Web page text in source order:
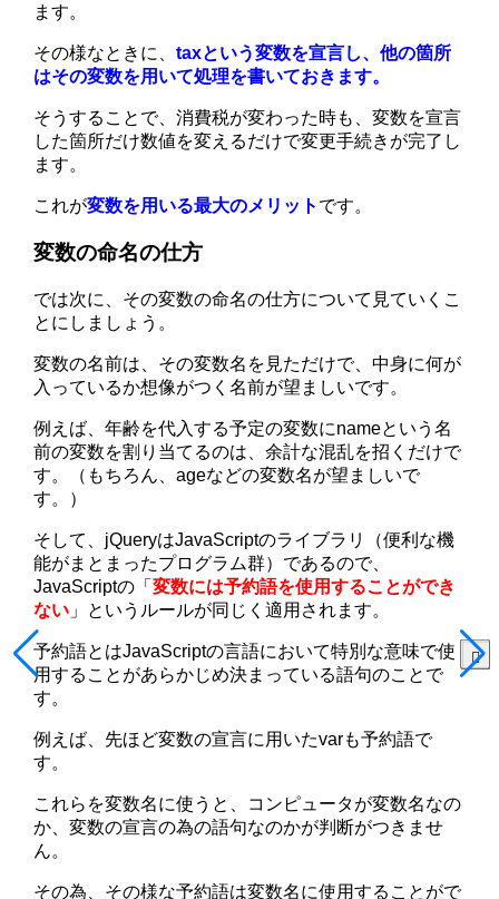
ます。
その様なときに、taxという変数を宣言し、他の箇所
はその変数を用いて処理を書いておきます。
そうすることで、消費税が変わった時も、変数を宣言
した箇所だけ数値を変えるだけで変更手続きが完了し
ます。
これが変数を用いる最大のメリット です。
変数の命名の仕方
では次に、その変数の命名の仕方について見ていくこ
とにしましょう。
変数の名前は、その変数名を見ただけで、中身に何が
入っているか想像がつく名前が望ましいです。
例えば、年齢を代入する予定の変数にnameという名
前の変数を割り当てるのは、余計な混乱を招くだけで
す。（もちろん、ageなどの変数名が望ましいで
す。）
そして、jQueryはJavaScriptのライブラリ（便利な機
能がまとまったプログラム群）であるので、
JavaScriptの「変数には予約語を使用することができ
ない 」というルールが同じく適用されます。
予約語とはJavaScriptの言語において特別な意味で使
用することがあらかじめ決まっている語句のことで
す。
例えば、先ほど変数の宣言に用いたvarも予約語で
す。
これらを変数名に使うと、コンピュータが変数名なの
か、変数の宣言の為の語句なのかが判断がつきませ
ん。
その為、その様な予約語は変数名に使用することがで